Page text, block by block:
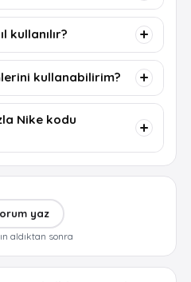
kullanılır?
kullanabilirim?
Nike kodu
yaz
aldıktan sonra